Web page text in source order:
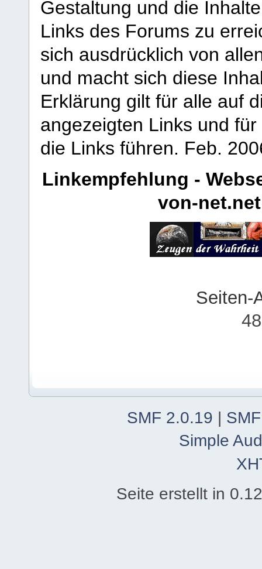
Gestaltung und die
Links des Forums zu
sich ausdrücklich von
und macht sich diese
Erklärung gilt für alle auf
angezeigten Links und
die Links führen. Feb.
Linkempfehlung -
von-net.net
Seiten-
SMF 2.0.19 |
Simple
Seite erstellt in